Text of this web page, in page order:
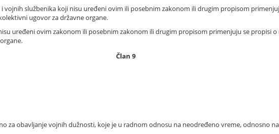
vojnih službenika koji nisu uređeni ovim ili posebnim zakonom ili drugim propisom
ugovor za državne organe.
uređeni ovim zakonom ili posebnim zakonom ili drugim propisom primenjuju se propisi
Član 9
za obavljanje vojnih dužnosti, koje je u radnom odnosu na neodređeno vreme, odnosno